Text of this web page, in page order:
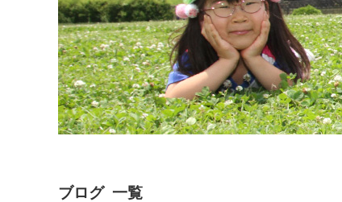
ブログ 一覧